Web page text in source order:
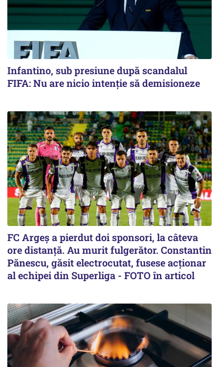
Infantino, sub presiune după scandalul
FIFA: Nu are nicio intenție să demisioneze
FC Argeș a pierdut doi sponsori, la câteva
ore distanță. Au murit fulgerător. Constantin
Pănescu, găsit electrocutat, fusese acționar
al echipei din Superliga - FOTO în articol